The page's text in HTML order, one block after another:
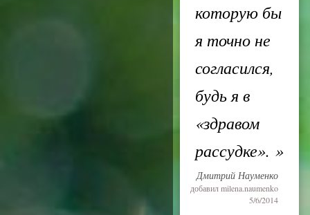
которую бы
я точно не
согласился,
будь я в
«здравом
рассудке». »
Дмитрий Науменко
добавилmilena.naumenko
5/6/2014